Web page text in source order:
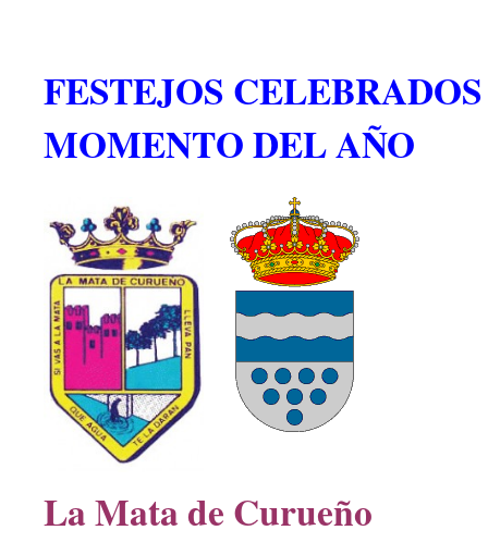
FESTEJOS
MOMENTO DEL AÑO
La Mata de Curueño